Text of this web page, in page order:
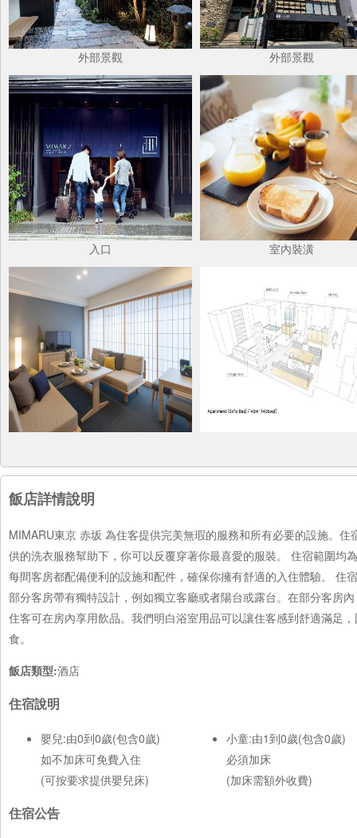
外部景觀 外部景觀
入口 室內裝潢
飯店詳情說明
MIMARU東京 赤坂 為住客提供完美無瑕的服務和所有必要的設施。
供的洗衣服務幫助下，你可以反覆穿著你最喜愛的服裝。 住宿範圍
每間客房都配備便利的設施和配件，確保你擁有舒適的入住體驗。
部分客房帶有獨特設計，例如獨立客廳或者陽台或露台。在部分客房
住客可在房內享用飲品。我們明白浴室用品可以讓住客感到舒適滿足
食。
飯店類型:酒店
住宿說明
嬰兒:由0到0歲(包含0歲)
如不加床可免費入住
(可按要求提供嬰兒床)
小童:由1到0歲(包含0歲)
必須加床
(加床需額外收費)
住宿公告